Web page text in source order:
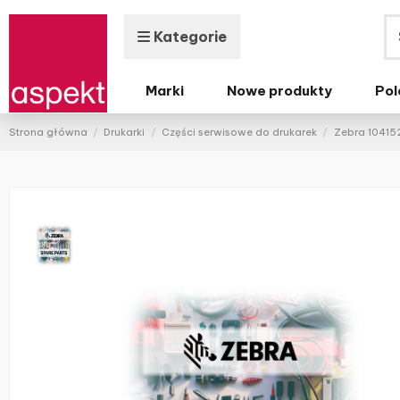
Kategorie
Marki Nowe produkty
Strona główna Drukarki Części serwisowe do drukarek Zebra